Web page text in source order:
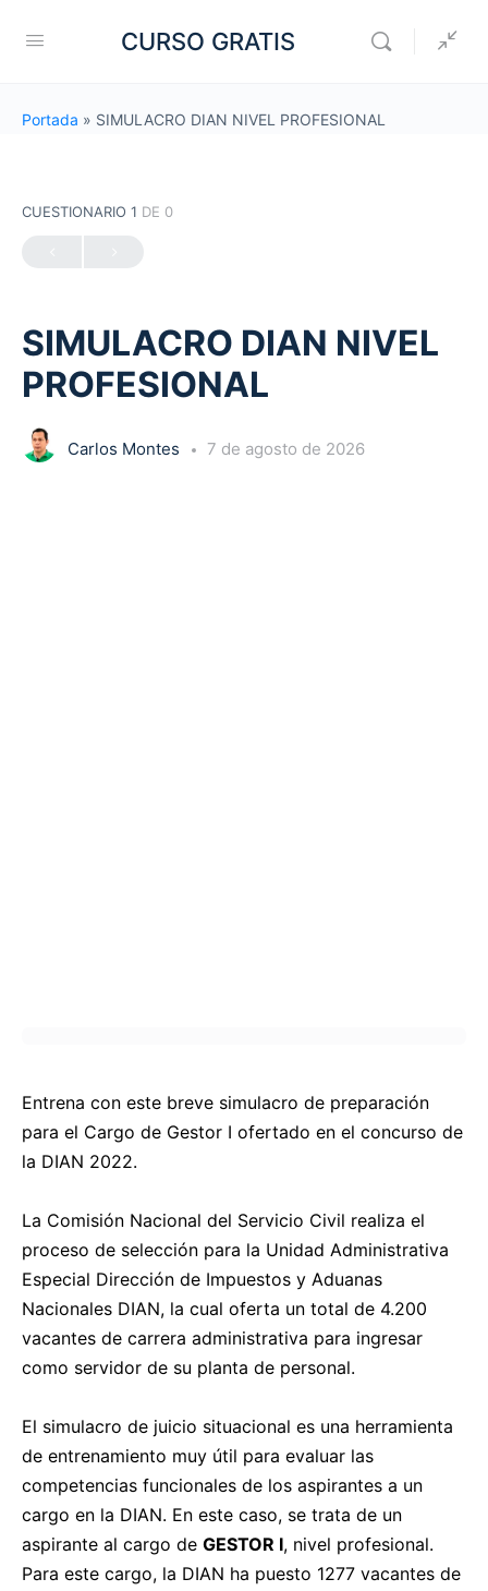
CURSO GRATIS
Portada » SIMULACRO DIAN NIVEL PROFESIONAL
CUESTIONARIO 1 DE 0
SIMULACRO DIAN NIVEL
PROFESIONAL
Carlos Montes 7 de agosto de 2026
Entrena con este breve simulacro de preparación
para el Cargo de Gestor I ofertado en el concurso de
la DIAN 2022.
La Comisión Nacional del Servicio Civil realiza el
proceso de selección para la Unidad Administrativa
Especial Dirección de Impuestos y Aduanas
Nacionales DIAN, la cual oferta un total de 4.200
vacantes de carrera administrativa para ingresar
como servidor de su planta de personal.
El simulacro de juicio situacional es una herramienta
de entrenamiento muy útil para evaluar las
competencias funcionales de los aspirantes a un
cargo en la DIAN. En este caso, se trata de un
aspirante al cargo de GESTOR I, nivel profesional.
Para este cargo, la DIAN ha puesto 1277 vacantes de